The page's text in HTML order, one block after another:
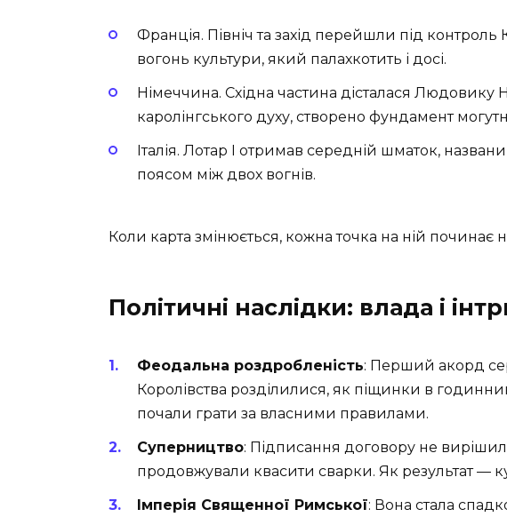
Франція. Північ та захід перейшли під
вогонь культури, який палахкотить і досі.
Німеччина. Східна частина дісталася Людовику
каролінгського духу, створено фундамент
Італія. Лотар I отримав середній шматок,
поясом між двох вогнів.
Коли карта змінюється, кожна точка на ній починає
Політичні наслідки: влада і
Феодальна роздробленість: Перший акорд
Королівства розділилися, як піщинки в
почали грати за власними правилами.
Суперництво: Підписання договору не
продовжували квасити сварки. Як результат —
Імперія Священної Римської: Вона стала